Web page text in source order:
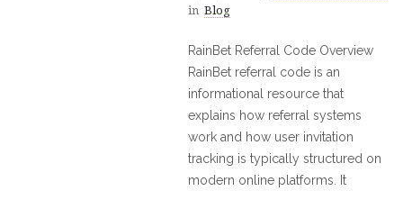
in Blog
RainBet Referral Code Overview
RainBet referral code is an
informational resource that
explains how referral systems
work and how user invitation
tracking is typically structured on
modern online platforms. It